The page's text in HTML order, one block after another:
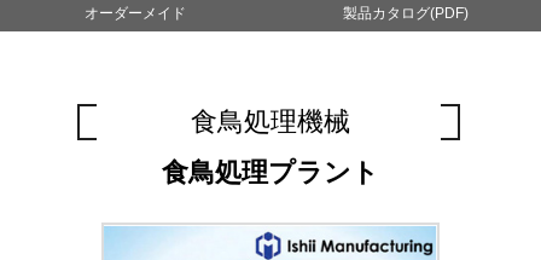
オーダーメイド 製品カタログ(PDF)
食鳥処理機械
食鳥処理プラント